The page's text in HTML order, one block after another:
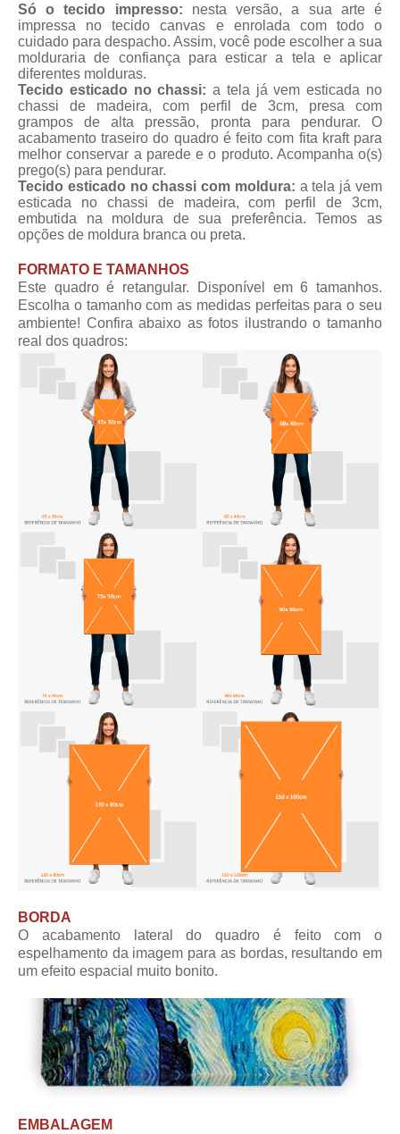
Só o tecido impresso: nesta versão, a sua arte é
impressa no tecido canvas e enrolada com todo o
cuidado para despacho. Assim, você pode escolher a sua
molduraria de confiança para esticar a tela e aplicar
diferentes molduras.
Tecido esticado no chassi: a tela já vem esticada no
chassi de madeira, com perfil de 3cm, presa com
grampos de alta pressão, pronta para pendurar. O
acabamento traseiro do quadro é feito com fita kraft para
melhor conservar a parede e o produto. Acompanha o(s)
prego(s) para pendurar.
Tecido esticado no chassi com moldura: a tela já vem
esticada no chassi de madeira, com perfil de 3cm,
embutida na moldura de sua preferência. Temos as
opções de moldura branca ou preta.
FORMATO E TAMANHOS
Este quadro é retangular. Disponível em 6 tamanhos.
Escolha o tamanho com as medidas perfeitas para o seu
ambiente! Confira abaixo as fotos ilustrando o tamanho
real dos quadros:
BORDA
O acabamento lateral do quadro é feito com o
espelhamento da imagem para as bordas, resultando em
um efeito espacial muito bonito.
EMBALAGEM